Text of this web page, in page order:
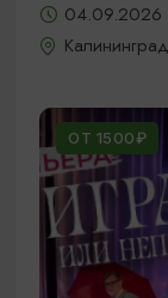
ОТ 1500₽